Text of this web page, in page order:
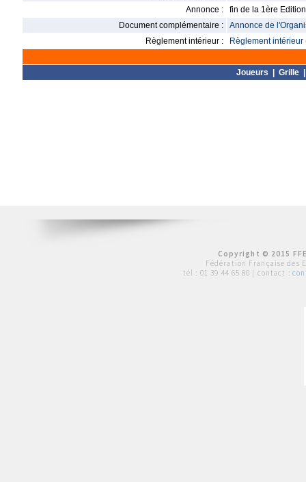
Annonce :
fin de la 1ère
Document complémentaire :
Annonce de
Règlement intérieur :
Règlement intérieur
Joueurs Grille
Copyright © 2015
Fédération Française des
tél : 01 39 44 65 80 | contact :